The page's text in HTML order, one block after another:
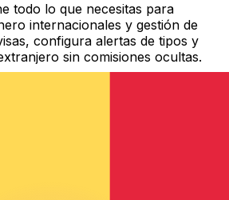
todo lo que necesitas para
internacionales y gestión de
configura alertas de tipos y
sin comisiones ocultas.